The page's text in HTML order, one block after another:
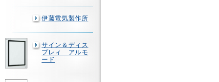
伊藤電気製作所
サイン＆ディス
プレィ アルモ
ード